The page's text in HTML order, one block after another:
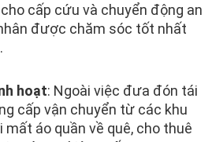
cấp cứu và chuyển động an
được chăm sóc tốt nhất
hoạt: Ngoài việc đưa đón tái
cấp vận chuyển từ các khu
áo quần về quê, cho thuê